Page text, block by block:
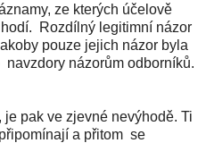
ze kterých účelově
Rozdílný legitimní názor
pouze jejich názor byla
názorům odborníků.
pak ve zjevné nevýhodě. Ti
a přitom se